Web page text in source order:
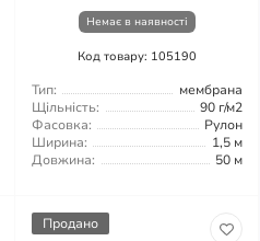
Немає в наявності
Код товару: 105190
Тип:
мембрана
Щільність:
90 г/м2
Фасовка:
Рулон
Ширина:
1,5 м
Довжина:
50 м
Продано